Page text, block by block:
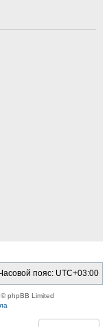
пояс: UTC+03:00
phpBB Limited